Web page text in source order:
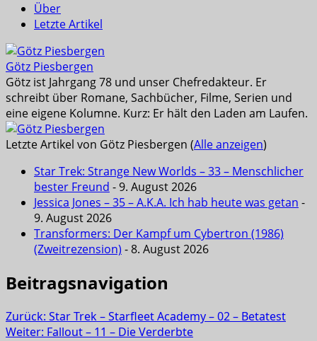
Über
Letzte Artikel
Götz Piesbergen
Götz ist Jahrgang 78 und unser Chefredakteur. Er
schreibt über Romane, Sachbücher, Filme, Serien und
eine eigene Kolumne. Kurz: Er hält den Laden am Laufen.
Letzte Artikel von Götz Piesbergen (Alle anzeigen)
Star Trek: Strange New Worlds – 33 – Menschlicher
bester Freund - 9. August 2026
Jessica Jones – 35 – A.K.A. Ich hab heute was getan -
9. August 2026
Transformers: Der Kampf um Cybertron (1986)
(Zweitrezension) - 8. August 2026
Beitragsnavigation
Zurück: Star Trek – Starfleet Academy – 02 – Betatest
Weiter: Fallout – 11 – Die Verderbte